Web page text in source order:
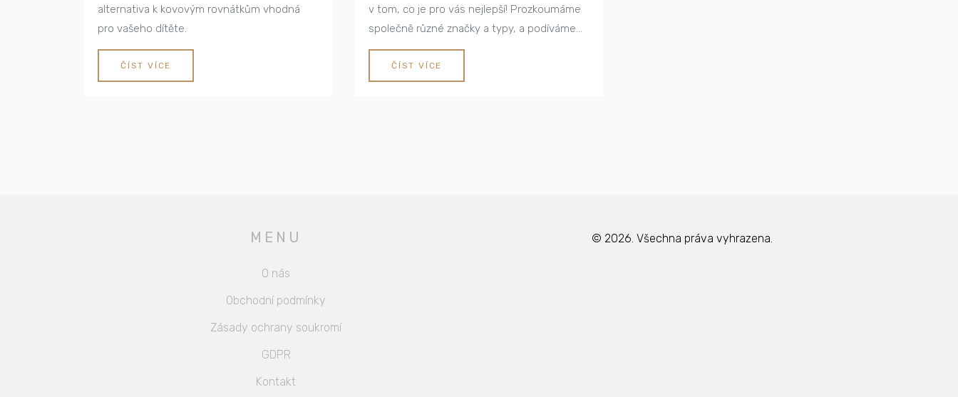
alternativa k kovovým rovnátkům vhodná
pro vašeho dítěte.
ČÍST VÍCE
v tom, co je pro vás nejlepší! Prozkoumáme
společně různé značky a typy, a podíváme
se na to, jak se s keramickými rovnátky se o
zuby pečuje. Tak pojďte se mnou na tuhle
cestu plnou úsměvů!
ČÍST VÍCE
MENU
O nás
Obchodní podmínky
Zásady ochrany soukromí
GDPR
Kontakt
© 2026. Všechna práva vyhrazena.